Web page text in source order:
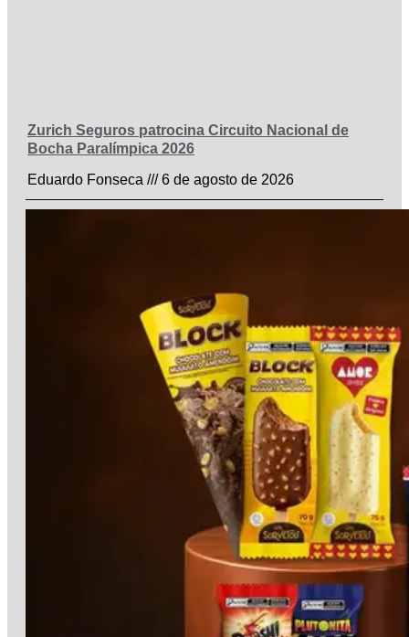
Zurich Seguros patrocina Circuito Nacional de
Bocha Paralímpica 2026
Eduardo Fonseca
6 de agosto de 2026